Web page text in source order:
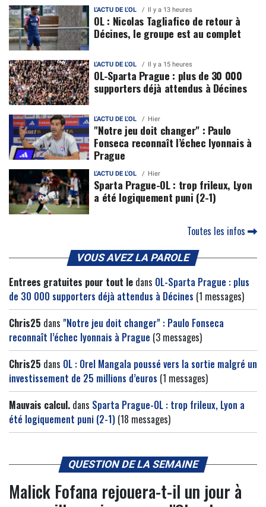
L'ACTU DE L'OL Il y a 13 heures
OL : Nicolas Tagliafico de retour à
Décines, le groupe est au complet
L'ACTU DE L'OL Il y a 15 heures
OL-Sparta Prague : plus de 30 000
supporters déjà attendus à Décines
L'ACTU DE L'OL Hier
"Notre jeu doit changer" : Paulo
Fonseca reconnaît l’échec lyonnais à
Prague
L'ACTU DE L'OL Hier
Sparta Prague-OL : trop frileux, Lyon
a été logiquement puni (2-1)
Toutes les infos
VOUS AVEZ LA PAROLE
Entrees gratuites pour tout le dans OL-Sparta Prague : plus
de 30 000 supporters déjà attendus à Décines (1 messages)
Chris25 dans "Notre jeu doit changer" : Paulo Fonseca
reconnaît l’échec lyonnais à Prague (3 messages)
Chris25 dans OL : Orel Mangala poussé vers la sortie malgré un
investissement de 25 millions d’euros (1 messages)
Mauvais calcul. dans Sparta Prague-OL : trop frileux, Lyon a
été logiquement puni (2-1) (18 messages)
QUESTION DE LA SEMAINE
Malick Fofana rejouera-t-il un jour à